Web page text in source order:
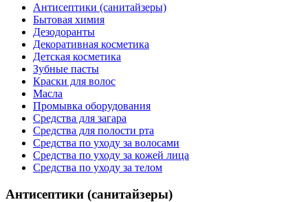
Антисептики (санитайзеры)
Бытовая химия
Дезодоранты
Декоративная косметика
Детская косметика
Зубные пасты
Краски для волос
Масла
Промывка оборудования
Средства для загара
Средства для полости рта
Средства по уходу за волосами
Средства по уходу за кожей лица
Средства по уходу за телом
Антисептики (санитайзеры)